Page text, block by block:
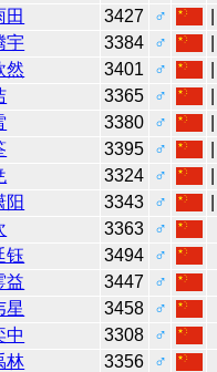
田 3427 ♂
宇 3384 ♂
然 3401 ♂
3365 ♂
3380 ♂
3395 ♂
3324 ♂
阳 3343 ♂
3363
♂
钰 3494
♂
益 3447
♂
星 3458
♂
中 3308
♂
林 3356
♂